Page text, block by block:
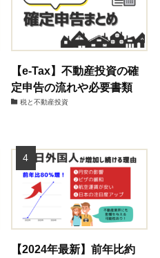
【e-Tax】不動産投資の確
定申告の流れや必要書類
税と不動産投資
【2024年最新】前年比約